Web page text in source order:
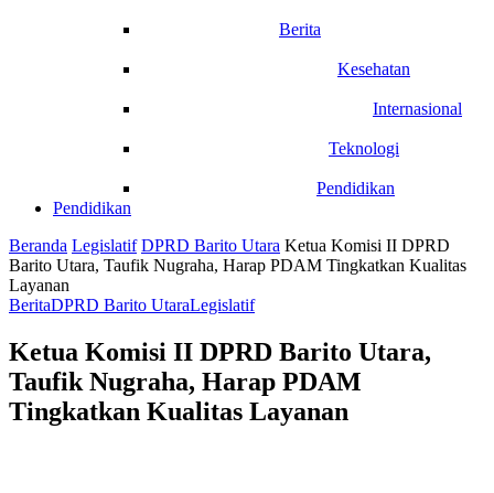
Berita
Kesehatan
Internasional
Teknologi
Pendidikan
Pendidikan
Beranda Legislatif DPRD Barito Utara Ketua Komisi II DPRD
Barito Utara, Taufik Nugraha, Harap PDAM Tingkatkan Kualitas
Layanan
BeritaDPRD Barito UtaraLegislatif
Ketua Komisi II DPRD Barito Utara,
Taufik Nugraha, Harap PDAM
Tingkatkan Kualitas Layanan